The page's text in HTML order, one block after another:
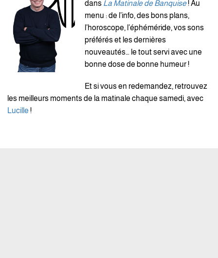
dans La Matinale de Banquise! Au
menu : de l’info, des bons plans,
l’horoscope, l’éphéméride, vos sons
préférés et les dernières
nouveautés… le tout servi avec une
bonne dose de bonne humeur !
Et si vous en redemandez, retrouvez
les meilleurs moments de la matinale chaque samedi, avec
Lucille !